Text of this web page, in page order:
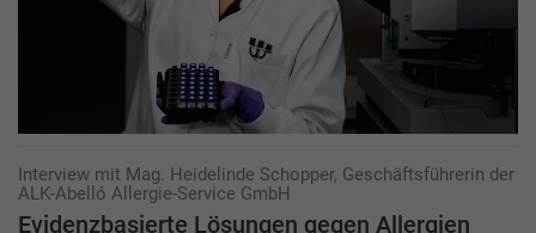
Interview mit Mag. Heidelinde Schopper, Geschäftsführerin der
ALK-Abelló Allergie-Service GmbH
Evidenzbasierte Lösungen gegen Allergien